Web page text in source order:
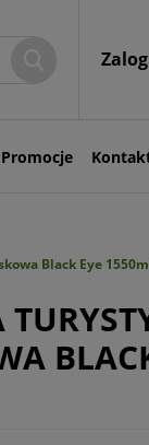
Promocje
Black Eye